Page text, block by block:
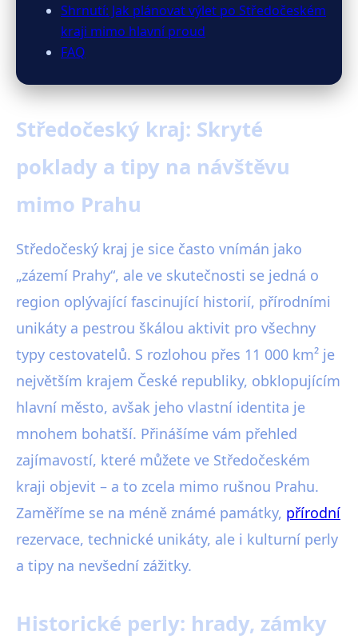
Shrnutí: Jak plánovat výlet po Středočeském
kraji mimo hlavní proud
FAQ
Středočeský kraj: Skryté
poklady a tipy na návštěvu
mimo Prahu
Středočeský kraj je sice často vnímán jako
„zázemí Prahy“, ale ve skutečnosti se jedná o
region oplývající fascinující historií, přírodními
unikáty a pestrou škálou aktivit pro všechny
typy cestovatelů. S rozlohou přes 11 000 km² je
největším krajem České republiky, obklopujícím
hlavní město, avšak jeho vlastní identita je
mnohem bohatší. Přinášíme vám přehled
zajímavostí, které můžete ve Středočeském
kraji objevit – a to zcela mimo rušnou Prahu.
Zaměříme se na méně známé památky, přírodní
rezervace, technické unikáty, ale i kulturní perly
a tipy na nevšední zážitky.
Historické perly: hrady, zámky